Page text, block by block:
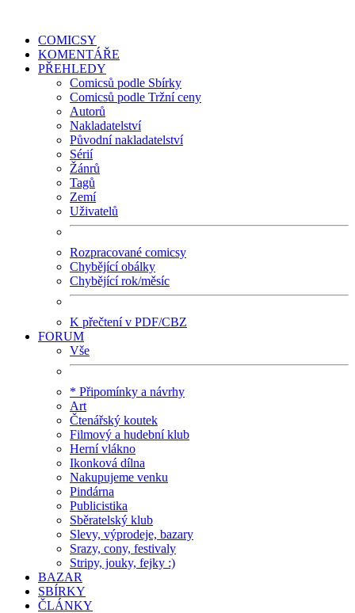
COMICSY
KOMENTÁŘE
PŘEHLEDY
Comicsů podle Sbírky
Comicsů podle Tržní ceny
Autorů
Nakladatelství
Původní nakladatelství
Sérií
Žánrů
Tagů
Zemí
Uživatelů
Rozpracované comicsy
Chybějící obálky
Chybějící rok/měsíc
K přečtení v PDF/CBZ
FORUM
Vše
* Připomínky a návrhy
Art
Čtenářský koutek
Filmový a hudební klub
Herní vlákno
Ikonková dílna
Nakupujeme venku
Pindárna
Publicistika
Sběratelský klub
Slevy, výprodeje, bazary
Srazy, cony, festivaly
Stripy, jouky, fejky :)
BAZAR
SBÍRKY
ČLÁNKY